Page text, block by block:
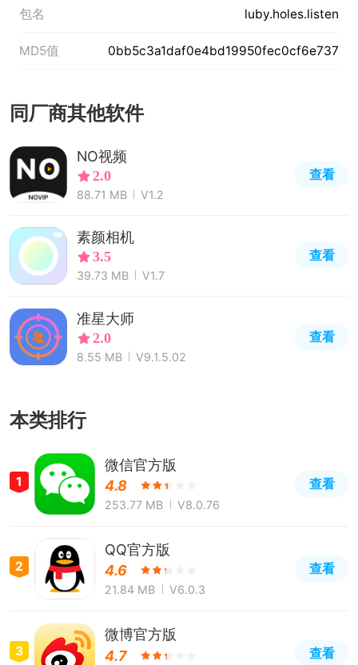
包名 luby.holes.listen
MD5值 0bb5c3a1daf0e4bd19950fec0cf6e737
同厂商其他软件
NO视频
2.0
88.71 MB V1.2
查看
素颜相机
3.5
39.73 MB V1.7
查看
准星大师
2.0
8.55 MB V9.1.5.02
查看
本类排行
1
微信官方版
4.8
253.77 MB V8.0.76
查看
2
QQ官方版
4.6
21.84 MB V6.0.3
查看
3
微博官方版
4.7
查看